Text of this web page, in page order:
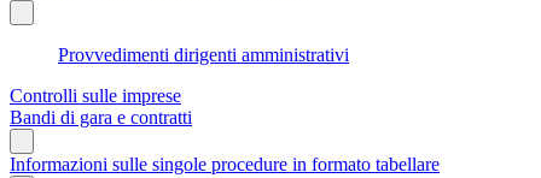
Provvedimenti dirigenti amministrativi
Controlli sulle imprese
Bandi di gara e contratti
Informazioni sulle singole procedure in formato tabellare